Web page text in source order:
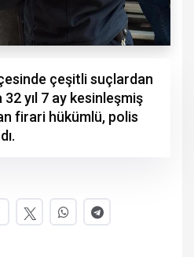
çeşitli suçlardan
yıl 7 ay kesinleşmiş
firari hükümlü, polis